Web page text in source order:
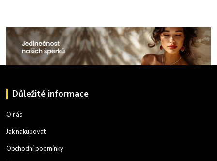
Důležité informace
O nás
Jak nakupovat
Obchodní podmínky